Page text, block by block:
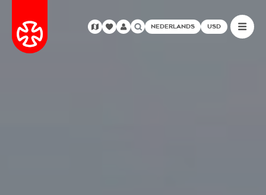
NEDERLANDS USD